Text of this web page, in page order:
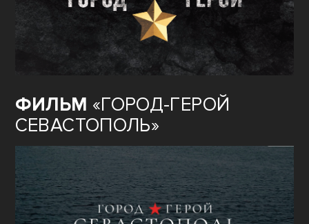
ФИЛЬМ «ГОРОД-ГЕРОЙ
СЕВАСТОПОЛЬ»